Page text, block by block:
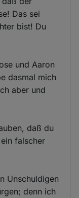
Das sei
bist! Du
und Aaron
dasmal mich
aber und
daß du
falscher
Unschuldigen
denn ich